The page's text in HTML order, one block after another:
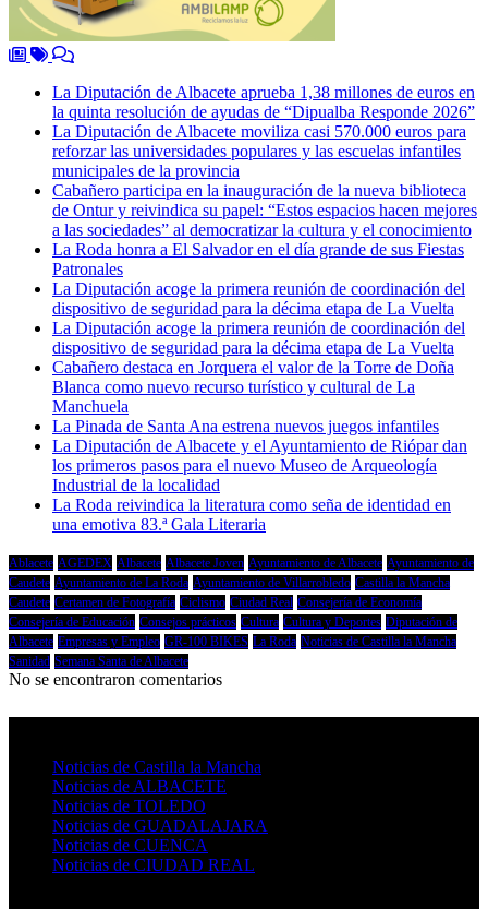
La Diputación de Albacete aprueba 1,38 millones de euros en
la quinta resolución de ayudas de “Dipualba Responde 2026”
La Diputación de Albacete moviliza casi 570.000 euros para
reforzar las universidades populares y las escuelas infantiles
municipales de la provincia
Cabañero participa en la inauguración de la nueva biblioteca
de Ontur y reivindica su papel: “Estos espacios hacen mejores
a las sociedades” al democratizar la cultura y el conocimiento
La Roda honra a El Salvador en el día grande de sus Fiestas
Patronales
La Diputación acoge la primera reunión de coordinación del
dispositivo de seguridad para la décima etapa de La Vuelta
La Diputación acoge la primera reunión de coordinación del
dispositivo de seguridad para la décima etapa de La Vuelta
Cabañero destaca en Jorquera el valor de la Torre de Doña
Blanca como nuevo recurso turístico y cultural de La
Manchuela
La Pinada de Santa Ana estrena nuevos juegos infantiles
La Diputación de Albacete y el Ayuntamiento de Riópar dan
los primeros pasos para el nuevo Museo de Arqueología
Industrial de la localidad
La Roda reivindica la literatura como seña de identidad en
una emotiva 83.ª Gala Literaria
Ablacete AGEDEX Albacete Albacete Joven Ayuntamiento de Albacete Ayuntamiento de
Caudete Ayuntamiento de La Roda Ayuntamiento de Villarrobledo Castilla la Mancha
Caudete Certamen de Fotografía Ciclismo Ciudad Real Consejería de Economía
Consejería de Educación Consejos prácticos Cultura Cultura y Deportes Diputación de
Albacete Empresas y Empleo GR-100 BIKES La Roda Noticias de Castilla la Mancha
Sanidad Semana Santa de Albacete
No se encontraron comentarios
Noticias de Castilla la Mancha
Noticias de ALBACETE
Noticias de TOLEDO
Noticias de GUADALAJARA
Noticias de CUENCA
Noticias de CIUDAD REAL